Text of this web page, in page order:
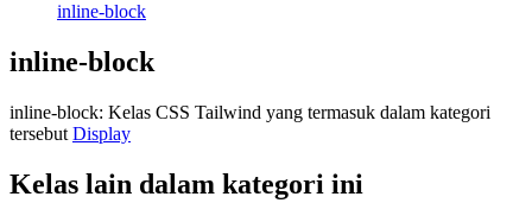
inline-block
inline-block
inline-block: Kelas CSS Tailwind yang termasuk dalam kategori
tersebut Display
Kelas lain dalam kategori ini